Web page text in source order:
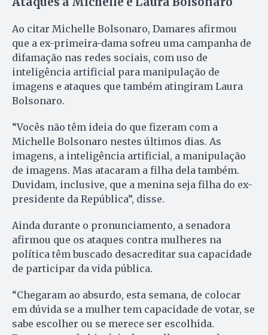
Ao citar Michelle Bolsonaro, Damares afirmou
que a ex-primeira-dama sofreu uma campanha de
difamação nas redes sociais, com uso de
inteligência artificial para manipulação de
imagens e ataques que também atingiram Laura
Bolsonaro.
“Vocês não têm ideia do que fizeram com a
Michelle Bolsonaro nestes últimos dias. As
imagens, a inteligência artificial, a manipulação
de imagens. Mas atacaram a filha dela também.
Duvidam, inclusive, que a menina seja filha do ex-
presidente da República”, disse.
Ainda durante o pronunciamento, a senadora
afirmou que os ataques contra mulheres na
política têm buscado desacreditar sua capacidade
de participar da vida pública.
“Chegaram ao absurdo, esta semana, de colocar
em dúvida se a mulher tem capacidade de votar, se
sabe escolher ou se merece ser escolhida.